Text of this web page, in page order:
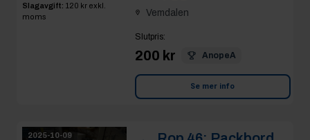
Slagavgift: 120 kr exkl.
moms
Vemdalen
Slutpris:
200 kr AnopeA
Se mer info
2025-10-09